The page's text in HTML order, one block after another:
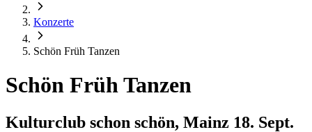
Konzerte
Schön Früh Tanzen
Schön Früh Tanzen
Kulturclub schon schön, Mainz 18. Sept.